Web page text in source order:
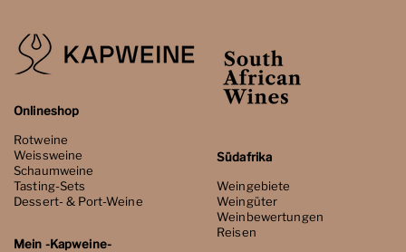
Onlineshop
Rotweine
Weissweine
Schaumweine
Tasting-Sets
Dessert- & Port-Weine
Mein -Kapweine-
Südafrika
Weingebiete
Weingüter
Weinbewertungen
Reisen